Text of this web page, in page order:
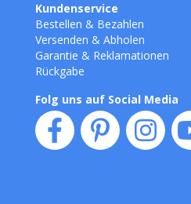
Kundenservice
Bestellen & Bezahlen
Versenden & Abholen
Garantie & Reklamationen
Rückgabe
Folg uns auf Social Media